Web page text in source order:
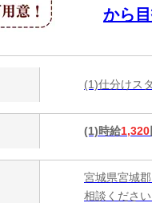
から
(1)仕分けス
(1)時給1,320
宮城県宮城
相談ください